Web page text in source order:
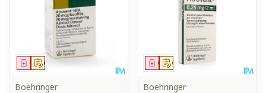
Op voorschrift
Geneesmiddel
Boehringer
Op voorschrift
Geneesmiddel
Boehringer